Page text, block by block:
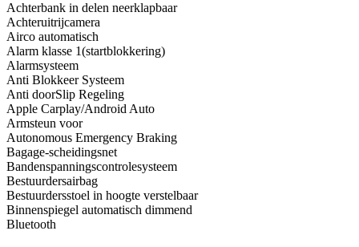
Achterbank in delen neerklapbaar
Achteruitrijcamera
Airco automatisch
Alarm klasse 1(startblokkering)
Alarmsysteem
Anti Blokkeer Systeem
Anti doorSlip Regeling
Apple Carplay/Android Auto
Armsteun voor
Autonomous Emergency Braking
Bagage-scheidingsnet
Bandenspanningscontrolesysteem
Bestuurdersairbag
Bestuurdersstoel in hoogte verstelbaar
Binnenspiegel automatisch dimmend
Bluetooth